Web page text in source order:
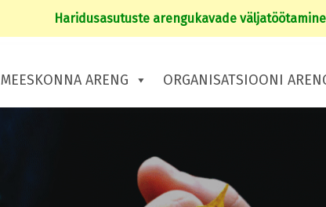
Haridusasutuste arengukavade
MEESKONNA ARENG ORGANISATSIOONI